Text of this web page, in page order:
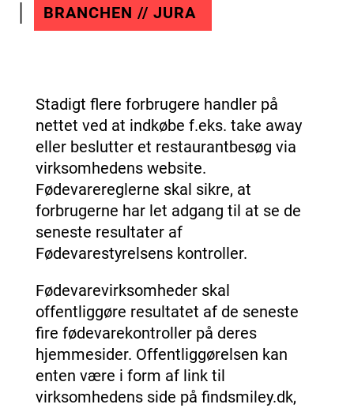
BRANCHEN // JURA
Stadigt flere forbrugere handler på
nettet ved at indkøbe f.eks. take away
eller beslutter et restaurantbesøg via
virksomhedens website.
Fødevarereglerne skal sikre, at
forbrugerne har let adgang til at se de
seneste resultater af
Fødevarestyrelsens kontroller.
Fødevarevirksomheder skal
offentliggøre resultatet af de seneste
fire fødevarekontroller på deres
hjemmesider. Offentliggørelsen kan
enten være i form af link til
virksomhedens side på findsmiley.dk,